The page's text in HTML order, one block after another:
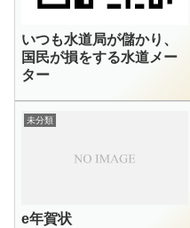
いつも水道局が儲かり、
国民が損をする水道メー
ター
未分類
e年賀状